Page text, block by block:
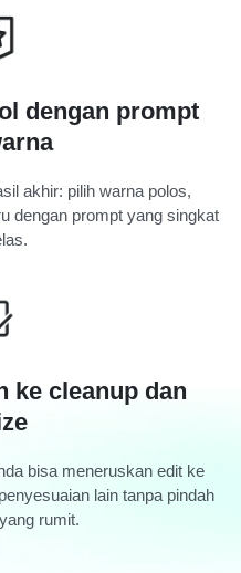
dengan prompt
akhir: pilih warna polos,
dengan prompt yang singkat
ke cleanup dan
bisa meneruskan edit ke
lain tanpa pindah
rumit.